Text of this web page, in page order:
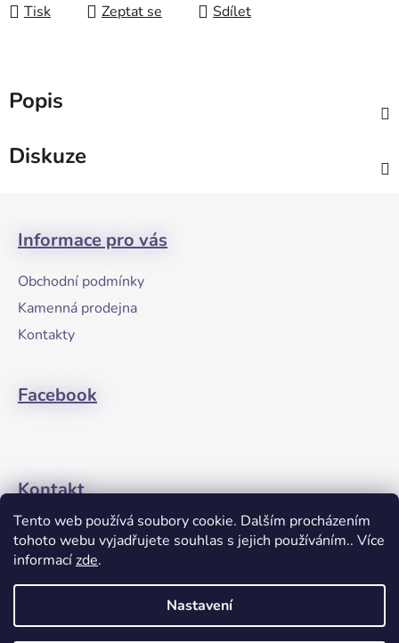
Tento web používá soubory cookie. Dalším procházením
tohoto webu vyjadřujete souhlas s jejich používáním.. Více
informacízde.
Nastavení
Tisk Zeptat se Sdílet
Popis
Diskuze
Informace pro vás
Obchodní podmínky
Kamenná prodejna
Kontakty
Facebook
Kontakt
+420608274762